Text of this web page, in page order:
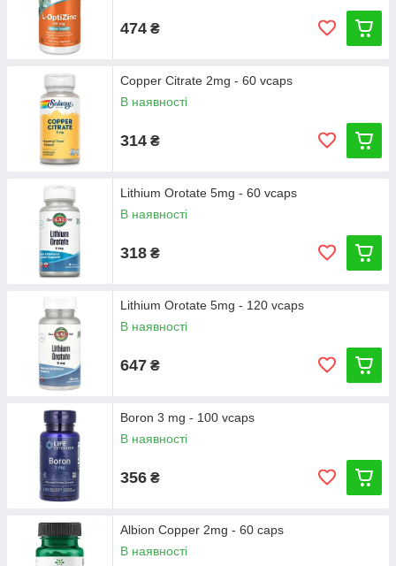
474 ₴
Copper Citrate 2mg - 60 vcaps
В наявності
314 ₴
Lithium Orotate 5mg - 60 vcaps
В наявності
318 ₴
Lithium Orotate 5mg - 120 vcaps
В наявності
647 ₴
Boron 3 mg - 100 vcaps
В наявності
356 ₴
Albion Copper 2mg - 60 сaps
В наявності